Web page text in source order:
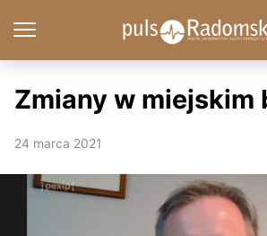
Zmiany w miejskim
24 marca 2021